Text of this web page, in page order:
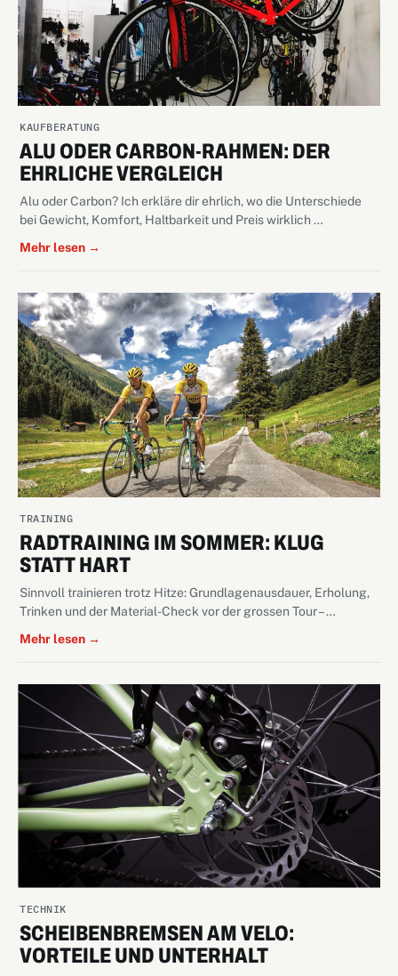
KAUFBERATUNG
ALU ODER CARBON-RAHMEN: DER
EHRLICHE VERGLEICH
Alu oder Carbon? Ich erkläre dir ehrlich, wo die Unterschiede
bei Gewicht, Komfort, Haltbarkeit und Preis wirklich …
Mehr lesen →
TRAINING
RADTRAINING IM SOMMER: KLUG
STATT HART
Sinnvoll trainieren trotz Hitze: Grundlagenausdauer, Erholung,
Trinken und der Material-Check vor der grossen Tour – …
Mehr lesen →
TECHNIK
SCHEIBENBREMSEN AM VELO:
VORTEILE UND UNTERHALT